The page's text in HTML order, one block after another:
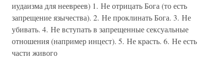
иудаизма для неевреев) 1. Не отрицать Бога (то есть
запрещение язычества). 2. Не проклинать Бога. 3. Не
убивать. 4. Не вступать в запрещенные сексуальные
отношения (например инцест). 5. Не красть. 6. Не есть
части живого